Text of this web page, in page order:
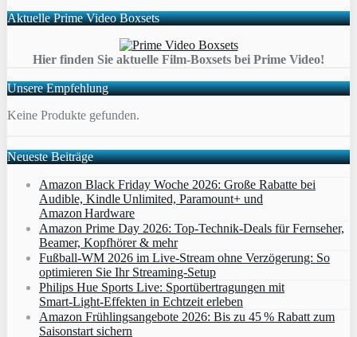
Aktuelle Prime Video Boxsets
Hier finden Sie aktuelle Film-Boxsets bei Prime Video!
Unsere Empfehlung
Keine Produkte gefunden.
Neueste Beiträge
Amazon Black Friday Woche 2026: Große Rabatte bei
Audible, Kindle Unlimited, Paramount+ und
Amazon Hardware
Amazon Prime Day 2026: Top-Technik-Deals für Fernseher,
Beamer, Kopfhörer & mehr
Fußball-WM 2026 im Live-Stream ohne Verzögerung: So
optimieren Sie Ihr Streaming-Setup
Philips Hue Sports Live: Sportübertragungen mit
Smart‑Light‑Effekten in Echtzeit erleben
Amazon Frühlingsangebote 2026: Bis zu 45 % Rabatt zum
Saisonstart sichern